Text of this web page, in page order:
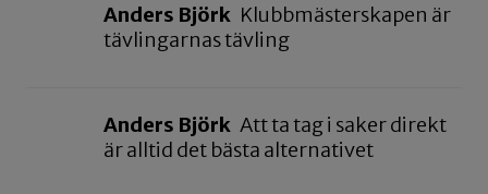
Anders Björk Klubbmästerskapen är
tävlingarnas tävling
Anders Björk Att ta tag i saker direkt
är alltid det bästa alternativet